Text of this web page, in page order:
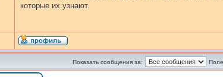
которые их узнают.
Показать сообщения за: